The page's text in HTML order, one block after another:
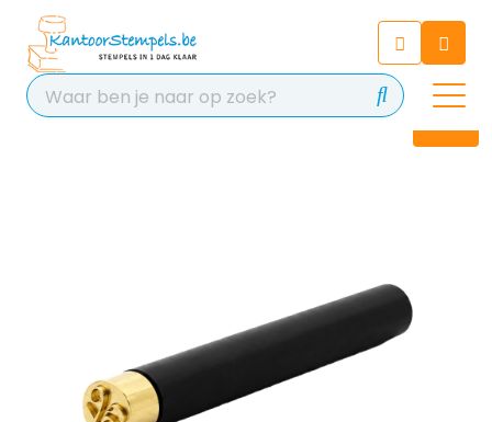
Chat 24/7 met onze chatbot
voor hulp
Contact